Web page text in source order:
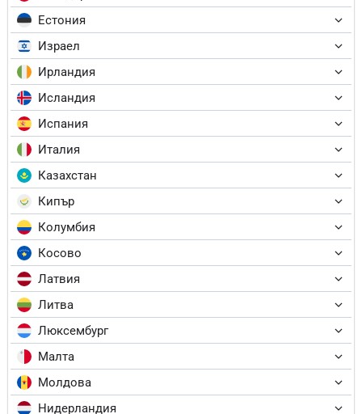
Естония
Израел
Ирландия
Исландия
Испания
Италия
Казахстан
Кипър
Колумбия
Косово
Латвия
Литва
Люксембург
Малта
Молдова
Нидерландия